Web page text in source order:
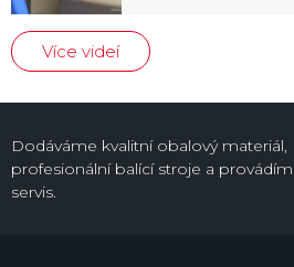
Více videí
Dodáváme kvalitní obalový materiál,
profesionální balící stroje a
servis.